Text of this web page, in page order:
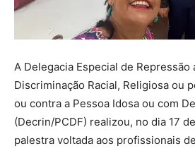
A Delegacia Especial de
Discriminação Racial, Religiosa ou
ou contra a Pessoa Idosa ou com
(Decrin/PCDF) realizou, no dia 17
palestra voltada aos profissionais